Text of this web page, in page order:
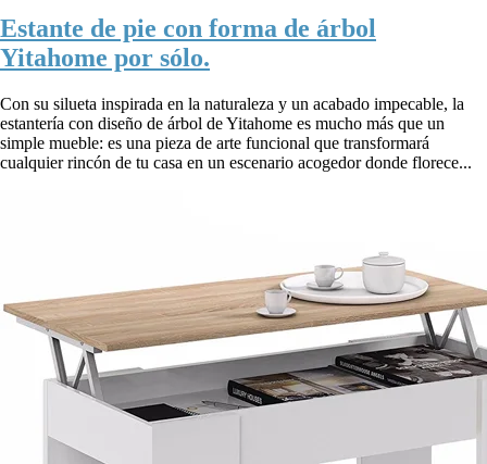
Estante de pie con forma de árbol
Yitahome por sólo.
Con su silueta inspirada en la naturaleza y un acabado impecable, la
estantería con diseño de árbol de Yitahome es mucho más que un
simple mueble: es una pieza de arte funcional que transformará
cualquier rincón de tu casa en un escenario acogedor donde florece...